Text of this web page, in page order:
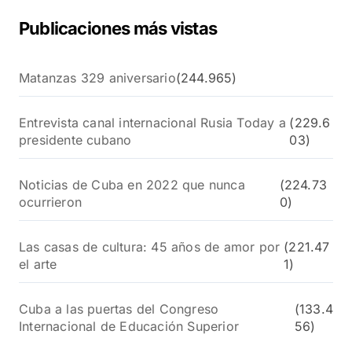
Publicaciones más vistas
Matanzas 329 aniversario(244.965)
Entrevista canal internacional Rusia Today a
presidente cubano
(229.6
03)
Noticias de Cuba en 2022 que nunca
ocurrieron
(224.73
0)
Las casas de cultura: 45 años de amor por
el arte
(221.47
1)
Cuba a las puertas del Congreso
Internacional de Educación Superior
(133.4
56)